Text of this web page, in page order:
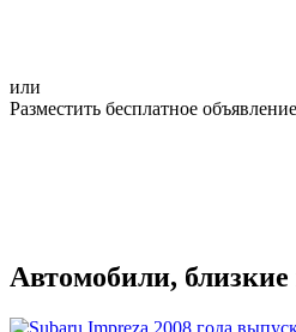
или
Разместить бесплатное объявление
Автомобили,